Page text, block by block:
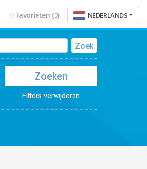
Favorieten (0) NEDERLANDS
Zoek
Zoeken
Filters verwijderen